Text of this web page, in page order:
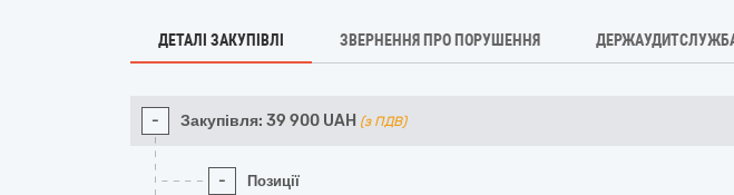
ДЕТАЛІ ЗАКУПІВЛІ ЗВЕРНЕННЯ ПРО ПОРУШЕННЯ
- Закупівля: 39 900 UAH (з ПДВ)
- Позиції